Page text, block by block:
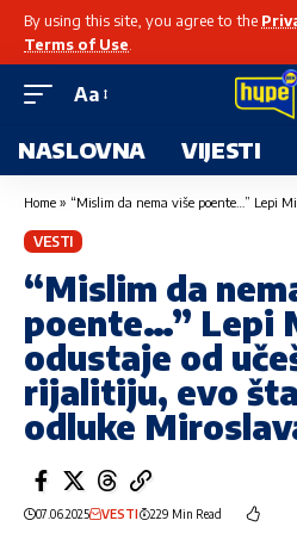
By using this site, you agree to the
Terms of Use
Aa
NASLOVNA VIJESTI
Home » “Mislim da nema više poente…” Lepi Mića odustaje od
VESTI
“Mislim da
poente…” Lepi
odustaje od
rijalitiju, evo
odluke
07.06.2025 VESTI 229 Min Read